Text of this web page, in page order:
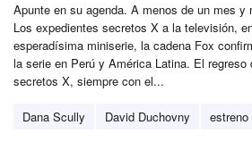
Apunte en su agenda. A menos de un mes y
Los expedientes secretos X a la televisión,
esperadísima miniserie, la cadena Fox
la serie en Perú y América Latina. El regreso
secretos X, siempre con el...
Dana Scully David Duchovny estreno